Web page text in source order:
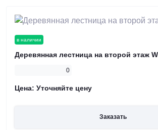
в наличии
Деревянная лестница на второй этаж
0
Цена: Уточняйте цену
Заказать